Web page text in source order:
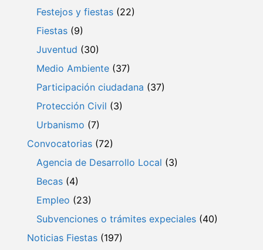
Festejos y fiestas (22)
Fiestas (9)
Juventud (30)
Medio Ambiente (37)
Participación ciudadana (37)
Protección Civil (3)
Urbanismo (7)
Convocatorias (72)
Agencia de Desarrollo Local (3)
Becas (4)
Empleo (23)
Subvenciones o trámites expeciales (40)
Noticias Fiestas (197)